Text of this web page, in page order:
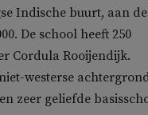
Indische buurt, aan de
De school heeft 250
Cordula Rooijendijk.
westerse
zeer geliefde